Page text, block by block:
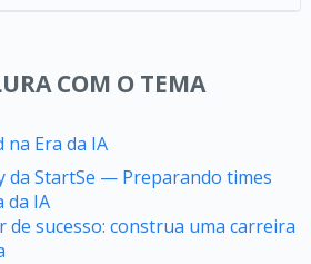
COM O TEMA
na Era da IA
da StartSe — Preparando times
da IA
de sucesso: construa uma carreira